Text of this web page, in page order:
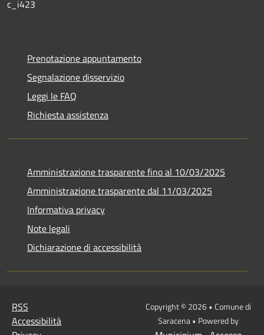
c_i423
Prenotazione appuntamento
Segnalazione disservizio
Leggi le FAQ
Richiesta assistenza
Amministrazione trasparente fino al 10/03/2025
Amministrazione trasparente dal 11/03/2025
Informativa privacy
Note legali
Dichiarazione di accessibilità
RSS
Accessibilità
Copyright © 2026 • Comune di
Saracena • Powered by